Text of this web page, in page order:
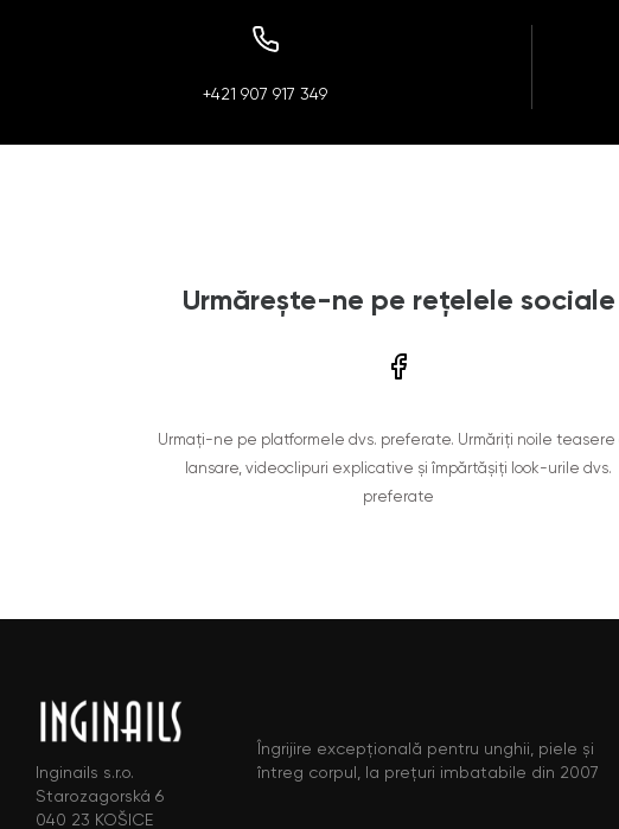
+421 907 917 349
Urmărește-ne pe rețelele sociale
Urmați-ne pe platformele dvs. preferate. Urmăriți noile teasere
lansare, videoclipuri explicative și împărtășiți look-urile dvs.
preferate
Inginails s.r.o.
Starozagorská 6
040 23 KOŠICE
Îngrijire excepțională pentru unghii, piele și
întreg corpul, la prețuri imbatabile din 2007